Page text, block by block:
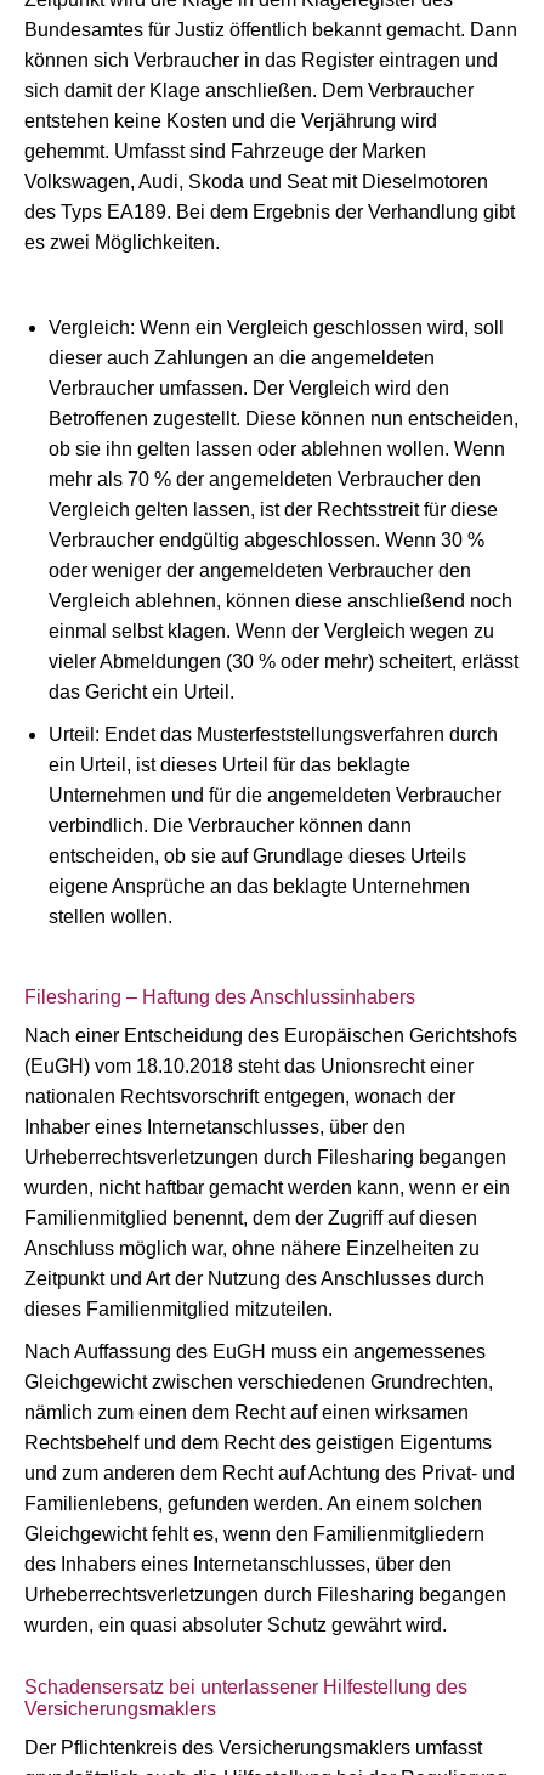
Bundesamtes für Justiz öffentlich bekannt gemacht. Dann
können sich Verbraucher in das Register eintragen und
sich damit der Klage anschließen. Dem Verbraucher
entstehen keine Kosten und die Verjährung wird
gehemmt. Umfasst sind Fahrzeuge der Marken
Volkswagen, Audi, Skoda und Seat mit Dieselmotoren
des Typs EA189. Bei dem Ergebnis der Verhandlung gibt
es zwei Möglichkeiten.
Vergleich: Wenn ein Vergleich geschlossen wird, soll
dieser auch Zahlungen an die angemeldeten
Verbraucher umfassen. Der Vergleich wird den
Betroffenen zugestellt. Diese können nun entscheiden,
ob sie ihn gelten lassen oder ablehnen wollen. Wenn
mehr als 70 % der angemeldeten Verbraucher den
Vergleich gelten lassen, ist der Rechtsstreit für diese
Verbraucher endgültig abgeschlossen. Wenn 30 %
oder weniger der angemeldeten Verbraucher den
Vergleich ablehnen, können diese anschließend noch
einmal selbst klagen. Wenn der Vergleich wegen zu
vieler Abmeldungen (30 % oder mehr) scheitert, erlässt
das Gericht ein Urteil.
Urteil: Endet das Musterfeststellungsverfahren durch
ein Urteil, ist dieses Urteil für das beklagte
Unternehmen und für die angemeldeten Verbraucher
verbindlich. Die Verbraucher können dann
entscheiden, ob sie auf Grundlage dieses Urteils
eigene Ansprüche an das beklagte Unternehmen
stellen wollen.
Filesharing – Haftung des Anschlussinhabers
Nach einer Entscheidung des Europäischen Gerichtshofs
(EuGH) vom 18.10.2018 steht das Unionsrecht einer
nationalen Rechtsvorschrift entgegen, wonach der
Inhaber eines Internetanschlusses, über den
Urheberrechtsverletzungen durch Filesharing begangen
wurden, nicht haftbar gemacht werden kann, wenn er ein
Familienmitglied benennt, dem der Zugriff auf diesen
Anschluss möglich war, ohne nähere Einzelheiten zu
Zeitpunkt und Art der Nutzung des Anschlusses durch
dieses Familienmitglied mitzuteilen.
Nach Auffassung des EuGH muss ein angemessenes
Gleichgewicht zwischen verschiedenen Grundrechten,
nämlich zum einen dem Recht auf einen wirksamen
Rechtsbehelf und dem Recht des geistigen Eigentums
und zum anderen dem Recht auf Achtung des Privat- und
Familienlebens, gefunden werden. An einem solchen
Gleichgewicht fehlt es, wenn den Familienmitgliedern
des Inhabers eines Internetanschlusses, über den
Urheberrechtsverletzungen durch Filesharing begangen
wurden, ein quasi absoluter Schutz gewährt wird.
Schadensersatz bei unterlassener Hilfestellung des
Versicherungsmaklers
Der Pflichtenkreis des Versicherungsmaklers umfasst